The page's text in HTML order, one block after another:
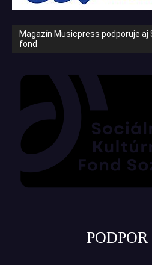
Magazín Musicpress podporuje aj
fond